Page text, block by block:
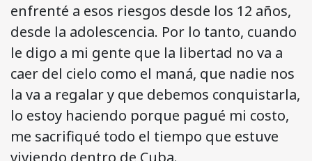
enfrenté a esos riesgos desde los 12 años,
desde la adolescencia. Por lo tanto, cuando
le digo a mi gente que la libertad no va a
caer del cielo como el maná, que nadie nos
la va a regalar y que debemos conquistarla,
lo estoy haciendo porque pagué mi costo,
me sacrifiqué todo el tiempo que estuve
viviendo dentro de Cuba.